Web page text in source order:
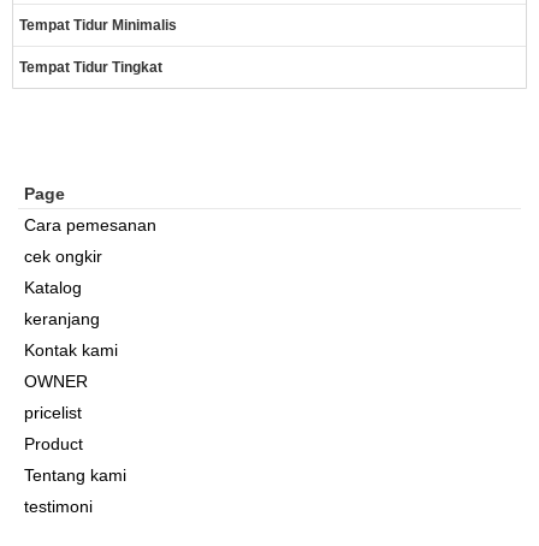
Tempat Tidur Minimalis
Tempat Tidur Tingkat
Page
Cara pemesanan
cek ongkir
Katalog
keranjang
Kontak kami
OWNER
pricelist
Product
Tentang kami
testimoni